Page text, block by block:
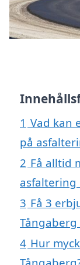
1 Vad kan
på
2 Få alltid
asfaltering
3 Få 3
4 Hur